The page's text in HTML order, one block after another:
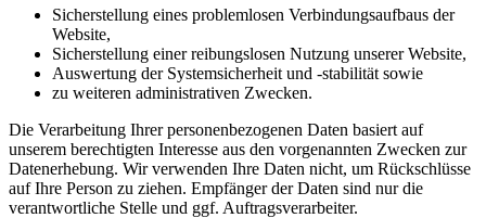
Sicherstellung eines problemlosen Verbindungsaufbaus der
Website,
Sicherstellung einer reibungslosen Nutzung unserer Website,
Auswertung der Systemsicherheit und -stabilität sowie
zu weiteren administrativen Zwecken.
Die Verarbeitung Ihrer personenbezogenen Daten basiert auf
unserem berechtigten Interesse aus den vorgenannten Zwecken zur
Datenerhebung. Wir verwenden Ihre Daten nicht, um Rückschlüsse
auf Ihre Person zu ziehen. Empfänger der Daten sind nur die
verantwortliche Stelle und ggf. Auftragsverarbeiter.